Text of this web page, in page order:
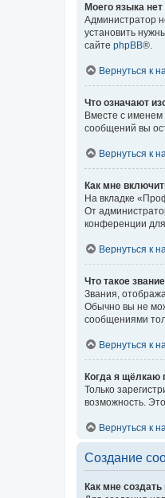
Моего языка нет
Администратор
установить
сайте phpBB®.
Вернуться к
Что означают
Вместе с именем
сообщений вы
Вернуться к
Как мне
На вкладке
От
конференции
Вернуться к
Что такое
Звания,
Обычно вы не
сообщениями
Вернуться к
Когда я щёлкаю
Только
возможность.
Вернуться к
Создание
Как мне